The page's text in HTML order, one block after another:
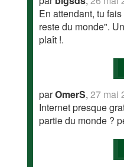
En attendant, tu
reste du monde".
plaît !.
parOmerS,27 mai
Internet presque
partie du monde ?